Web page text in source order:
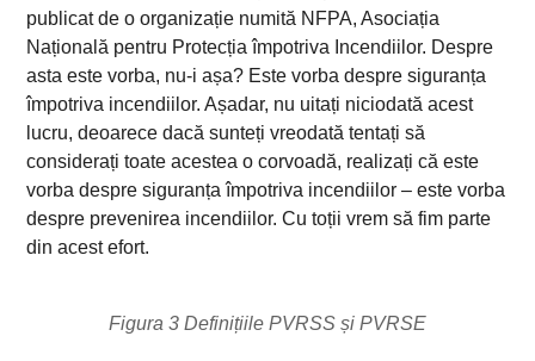
publicat de o organizație numită NFPA, Asociația
Națională pentru Protecția împotriva Incendiilor. Despre
asta este vorba, nu-i așa? Este vorba despre siguranța
împotriva incendiilor. Așadar, nu uitați niciodată acest
lucru, deoarece dacă sunteți vreodată tentați să
considerați toate acestea o corvoadă, realizați că este
vorba despre siguranța împotriva incendiilor – este vorba
despre prevenirea incendiilor. Cu toții vrem să fim parte
din acest efort.
Figura 3 Definițiile PVRSS și PVRSE